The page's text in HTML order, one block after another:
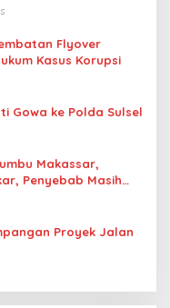
Flyover
Kasus Korupsi
Gowa ke Polda Sulsel
Makassar,
Penyebab Masih
Proyek Jalan